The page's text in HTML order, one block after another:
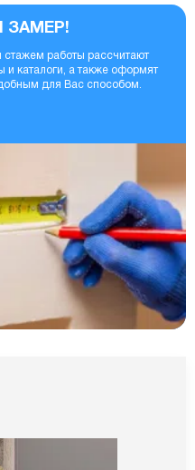
ЗАМЕР!
работы рассчитают
и каталоги, а также оформят
для Вас способом.